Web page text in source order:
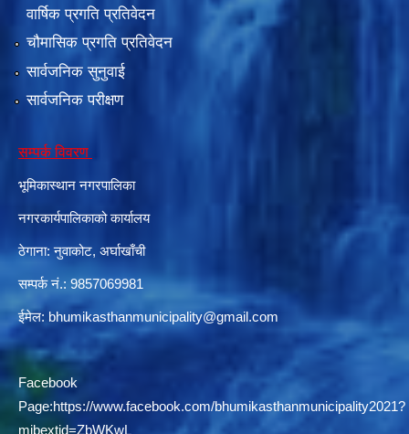
वार्षिक प्रगति प्रतिवेदन
चौमासिक प्रगति प्रतिवेदन
सार्वजनिक सुनुवाई
सार्वजनिक परीक्षण
सम्पर्क विवरण
भूमिकास्थान नगरपालिका
नगरकार्यपालिकाको कार्यालय
ठेगाना: नुवाकोट, अर्घाखाँची
सम्पर्क नं.: 9857069981
ईमेल: bhumikasthanmunicipality@gmail.com
Facebook
Page:https://www.facebook.com/bhumikasthanmunicipality2021?
mibextid=ZbWKwL